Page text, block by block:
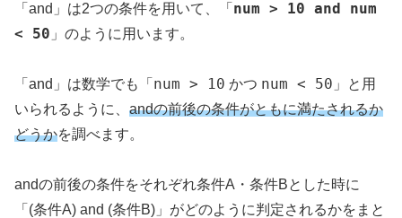
「and」は2つの条件を用いて、「 num > 10 and num
< 50 」のように用います。
「and」は数学でも「 num > 10 かつ num < 50 」と用
いられるように、 andの前後の条件がともに満たされるか
どうかを調べます。
andの前後の条件をそれぞれ条件A・条件Bとした時に
「(条件A) and (条件B)」がどのように判定されるかをまと